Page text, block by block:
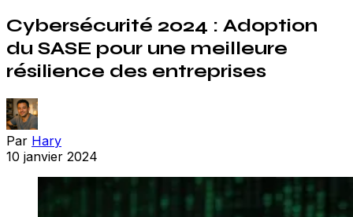
Cybersécurité 2024 : Adoption
du SASE pour une meilleure
résilience des entreprises
Par Hary
10 janvier 2024